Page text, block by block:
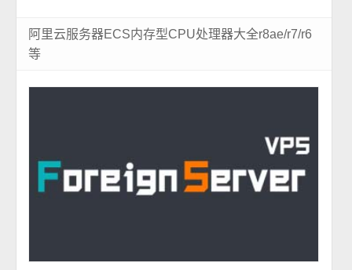
阿里云服务器ECS内存型CPU处理器大全r8ae/r7/r6
等